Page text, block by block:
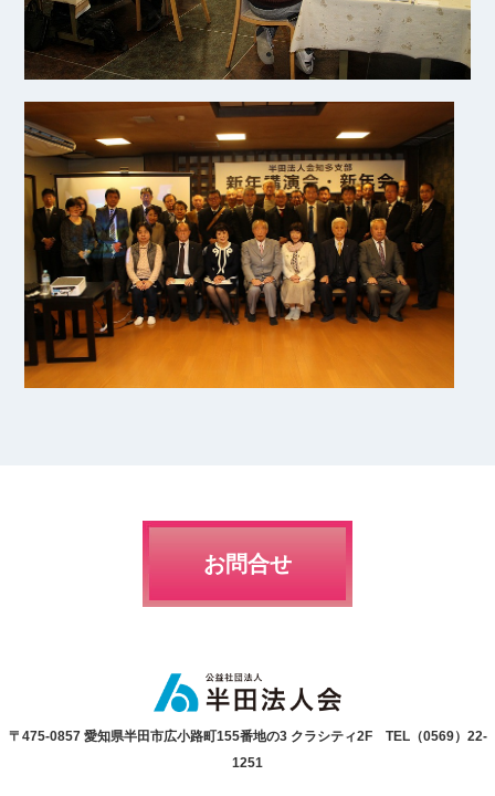
お問合せ
〒475-0857 愛知県半田市広小路町155番地の3 クラシティ2F TEL（0569）22-
1251